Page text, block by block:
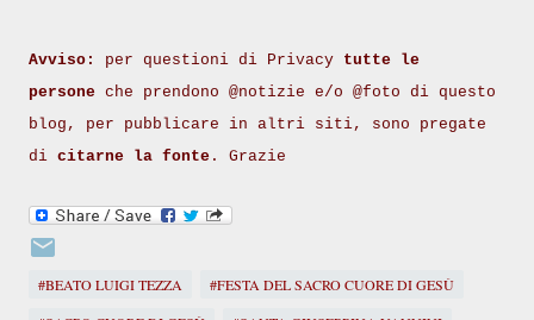
Avviso: per questioni di Privacy tutte le
persone che prendono @notizie e/o @foto di questo
blog, per pubblicare in altri siti, sono pregate
di citarne la fonte . Grazie
#BEATO LUIGI TEZZA
#FESTA DEL SACRO CUORE DI GESÙ